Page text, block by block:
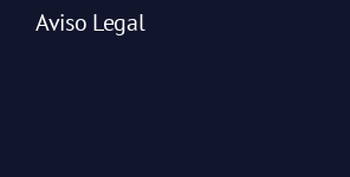
Aviso Legal